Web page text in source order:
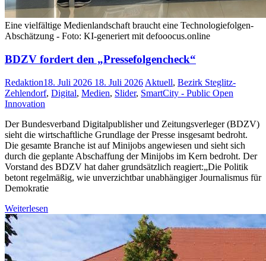
Eine vielfältige Medienlandschaft braucht eine Technologiefolgen-
Abschätzung - Foto: KI-generiert mit defooocus.online
BDZV fordert den „Pressefolgencheck“
Redaktion18. Juli 2026 18. Juli 2026 Aktuell, Bezirk Steglitz-
Zehlendorf, Digital, Medien, Slider, SmartCity - Public Open
Innovation
Der Bundesverband Digitalpublisher und Zeitungsverleger (BDZV)
sieht die wirtschaftliche Grundlage der Presse insgesamt bedroht.
Die gesamte Branche ist auf Minijobs angewiesen und sieht sich
durch die geplante Abschaffung der Minijobs im Kern bedroht. Der
Vorstand des BDZV hat daher grundsätzlich reagiert:„Die Politik
betont regelmäßig, wie unverzichtbar unabhängiger Journalismus für
Demokratie
Weiterlesen